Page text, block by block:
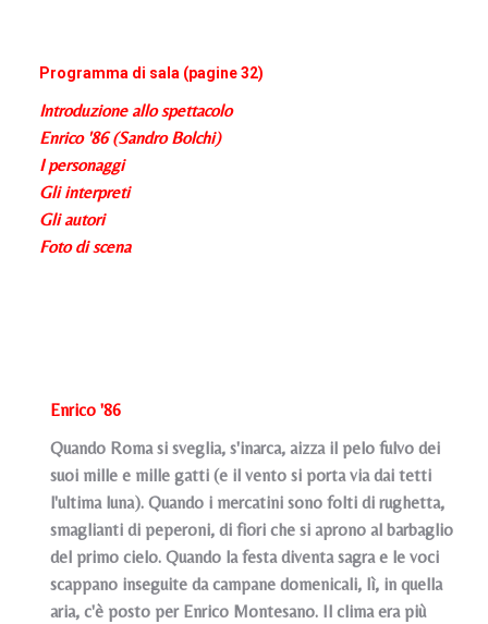
Programma di sala (pagine 32)
Introduzione allo spettacolo
Enrico '86 (Sandro Bolchi)
I personaggi
Gli interpreti
Gli autori
Foto di scena
Enrico '86
Quando Roma si sveglia, s'inarca, aizza il pelo fulvo dei
suoi mille e mille gatti (e il vento si porta via dai tetti
l'ultima luna). Quando i mercatini sono folti di rughetta,
smaglianti di peperoni, di fiori che si aprono al barbaglio
del primo cielo. Quando la festa diventa sagra e le voci
scappano inseguite da campane domenicali, lì, in quella
aria, c'è posto per Enrico Montesano. Il clima era più